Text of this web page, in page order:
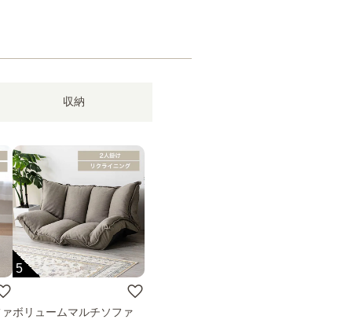
収納
5
ボリュームマルチソファ